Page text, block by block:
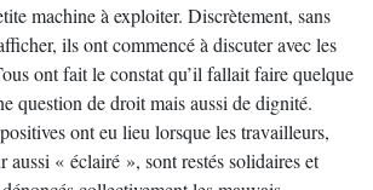
machine à exploiter. Discrètement, sans
ils ont commencé à discuter avec les
ont fait le constat qu’il fallait faire quelque
question de droit mais aussi de dignité.
ont eu lieu lorsque les travailleurs,
aussi « éclairé », sont restés solidaires et